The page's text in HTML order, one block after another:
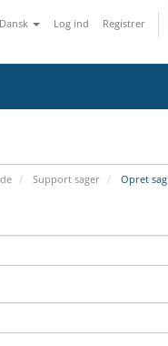
Dansk Log ind Registrer
Support sager Opret sag